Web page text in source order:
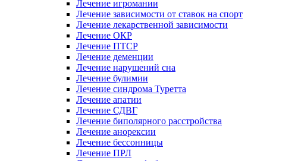
Лечение игромании
Лечение зависимости от ставок на спорт
Лечение лекарственной зависимости
Лечение ОКР
Лечение ПТСР
Лечение деменции
Лечение нарушений сна
Лечение булимии
Лечение синдрома Туретта
Лечение апатии
Лечение СДВГ
Лечение биполярного расстройства
Лечение анорексии
Лечение бессонницы
Лечение ПРЛ